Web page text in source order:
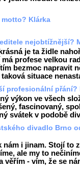
Klárka
nejobtížnější?
je ta židle
profese velkou
bezmoc napravit
situace
profesionální přání?
výkon ve všech
fascinovaný,
svátek v podobě
divadlo Brno
nám i jinam. Stojí to
ale my to
věřím - vím, že se